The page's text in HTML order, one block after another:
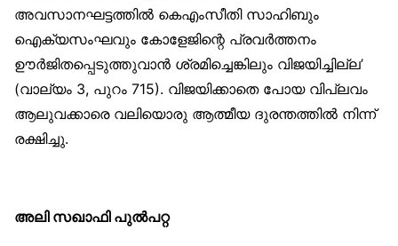
അവസാനഘട്ടത്തിൽ കെഎംസീതി സാഹിബും
ഐക്യസംഘവും കോളേജിന്റെ പ്രവർത്തനം
ഊർജിതപ്പെടുത്തുവാൻ ശ്രമിച്ചെങ്കിലും വിജയിച്ചില്ല’
(വാല്യം 3, പുറം 715). വിജയിക്കാതെ പോയ വിപ്ലവം
ആലുവക്കാരെ വലിയൊരു ആത്മീയ ദുരന്തത്തിൽ നിന്ന്
രക്ഷിച്ചു.
അലി സഖാഫി പുൽപറ്റ